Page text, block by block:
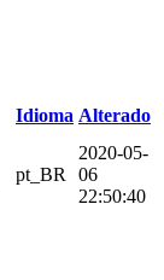
Idioma Alterado
pt_BR
2020-05-
06
22:50:40